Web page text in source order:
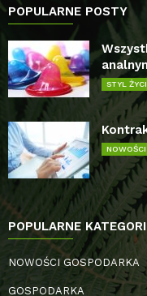
POPULARNE POSTY
STYL
POPULARNE
NOWOŚCI GOSPODARKA
GOSPODARKA